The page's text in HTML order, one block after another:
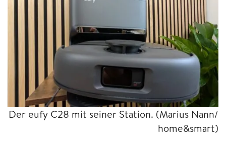
Der eufy C28 mit seiner Station. (Marius Nann/
home&smart)